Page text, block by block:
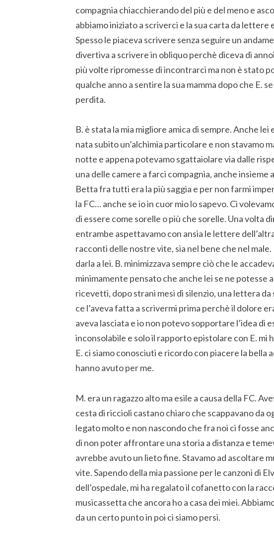
compagnia chiacchierando del più e del meno e
abbiamo iniziato a scriverci e la sua carta da
Spesso le piaceva scrivere senza seguire un
divertiva a scrivere in obliquo perchè diceva di
più volte ripromesse di incontrarci ma non è stato
qualche anno a sentire la sua mamma dopo che E.
perdita.
B. è stata la mia migliore amica di sempre. Anche lei
nata subito un’alchimia particolare e non stavamo
notte e appena potevamo sgattaiolare via dalle
una delle camere a farci compagnia, anche insieme
Betta fra tutti era la più saggia e per non farmi
la FC… anche se io in cuor mio lo sapevo. Ci
di essere come sorelle o più che sorelle. Una volta
entrambe aspettavamo con ansia le lettere
racconti delle nostre vite, sia nel bene che nel male.
darla a lei. B. minimizzava sempre ciò che le
minimamente pensato che anche lei se ne potesse
ricevetti, dopo strani mesi di silenzio, una lettera
ce l’aveva fatta a scrivermi prima perchè il dolore
aveva lasciata e io non potevo sopportare l’idea di
inconsolabile e solo il rapporto epistolare con E. mi
E. ci siamo conosciuti e ricordo con piacere la bella
hanno avuto per me.
M. era un ragazzo alto ma esile a causa della FC.
cesta di riccioli castano chiaro che scappavano da
legato molto e non nascondo che fra noi ci fosse
di non poter affrontare una storia a distanza e
avrebbe avuto un lieto fine. Stavamo ad ascoltare
vite. Sapendo della mia passione per le canzoni di
dell’ospedale, mi ha regalato il cofanetto con la
musicassetta che ancora ho a casa dei miei.
da un certo punto in poi ci siamo persi.